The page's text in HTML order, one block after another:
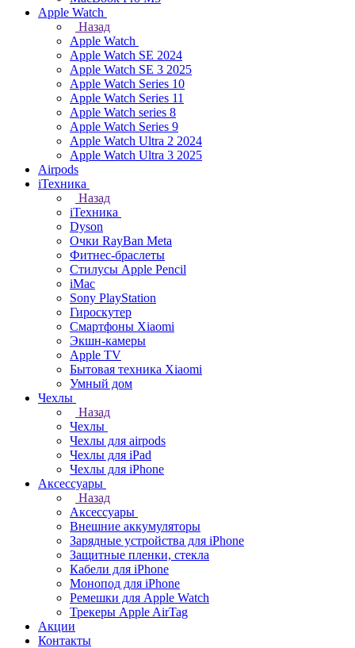
Apple Watch
Назад
Apple Watch
Apple Watch SE 2024
Apple Watch SE 3 2025
Apple Watch Series 10
Apple Watch Series 11
Apple Watch series 8
Apple Watch Series 9
Apple Watch Ultra 2 2024
Apple Watch Ultra 3 2025
Airpods
iТехника
Назад
iТехника
Dyson
Очки RayBan Meta
Фитнес-браслеты
Стилусы Apple Pencil
iMac
Sony PlayStation
Гироскутер
Смартфоны Xiaomi
Экшн-камеры
Apple TV
Бытовая техника Xiaomi
Умный дом
Чехлы
Назад
Чехлы
Чехлы для airpods
Чехлы для iPad
Чехлы для iPhone
Аксессуары
Назад
Аксессуары
Внешние аккумуляторы
Зарядные устройства для iPhone
Защитные пленки, стекла
Кабели для iPhone
Монопод для iPhone
Ремешки для Apple Watch
Трекеры Apple AirTag
Акции
Контакты